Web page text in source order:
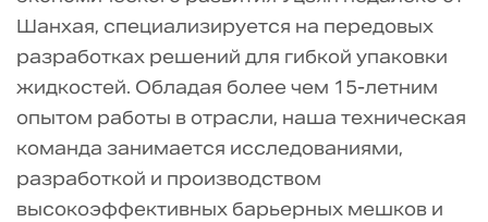
пленки
и
скорость
пропускания
кислорода
2
Асептическая
Шанхая, специализируется на передовых
разработках решений для гибкой упаковки
жидкостей. Обладая более чем 15-летним
опытом работы в отрасли, наша техническая
команда занимается исследованиями,
разработкой и производством
высокоэффективных барьерных мешков и